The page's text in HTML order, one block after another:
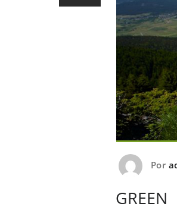
Por
GREEN